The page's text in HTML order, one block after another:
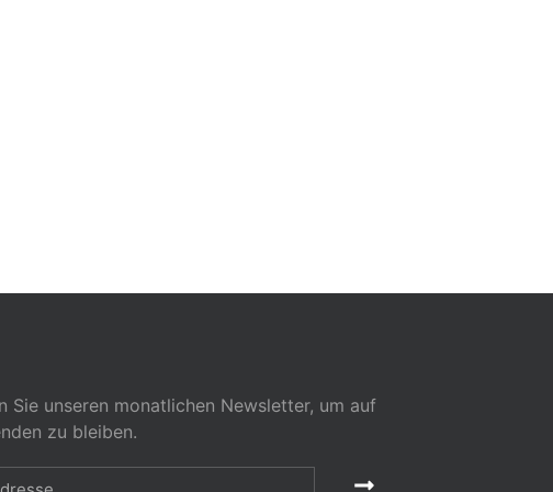
Sie unseren monatlichen Newsletter, um auf
zu bleiben.